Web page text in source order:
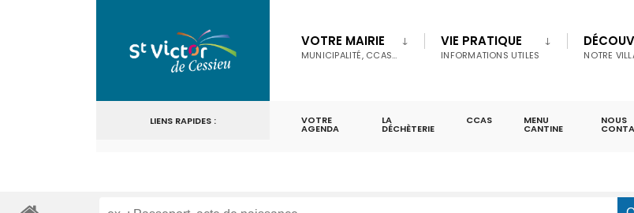
content
VOTRE MAIRIE
MUNICIPALITÉ, CCAS…
VIE PRATIQUE
INFORMATIONS UTILES NOTRE
LIENS RAPIDES : VOTRE
AGENDA
LA
DÉCHÈTERIE
CCAS MENU
CANTINE
NOUS